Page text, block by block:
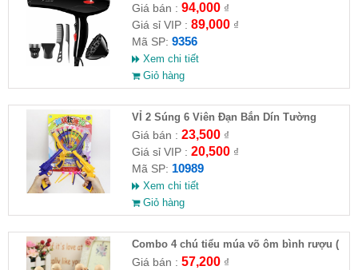
Giá bán : 94,000₫
Giá sỉ VIP : 89,000₫
Mã SP: 9356
Xem chi tiết
Giỏ hàng
VỈ 2 Súng 6 Viên Đạn Bắn Dín Tường
Giá bán : 23,500₫
Giá sỉ VIP : 20,500₫
Mã SP: 10989
Xem chi tiết
Giỏ hàng
Combo 4 chú tiểu múa võ ôm bình rượu (
HĐ )
Giá bán : 57,200₫